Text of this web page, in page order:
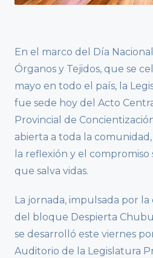
En el marco del Día
Órganos y Tejidos, que se
mayo en todo el país, la
fue sede hoy del Acto
Provincial de
abierta a toda la
la reflexión y el compromiso
que salva vidas.
La jornada, impulsada por
del bloque Despierta
se desarrolló este viernes
Auditorio de la Legislatura